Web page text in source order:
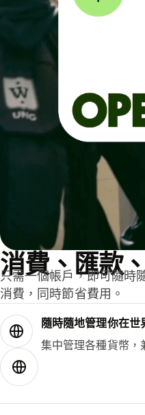
消費、匯款
只需一個帳戶，即可隨時
消費，同時節省費用。
隨時隨地管理你在世
集中管理各種貨幣，